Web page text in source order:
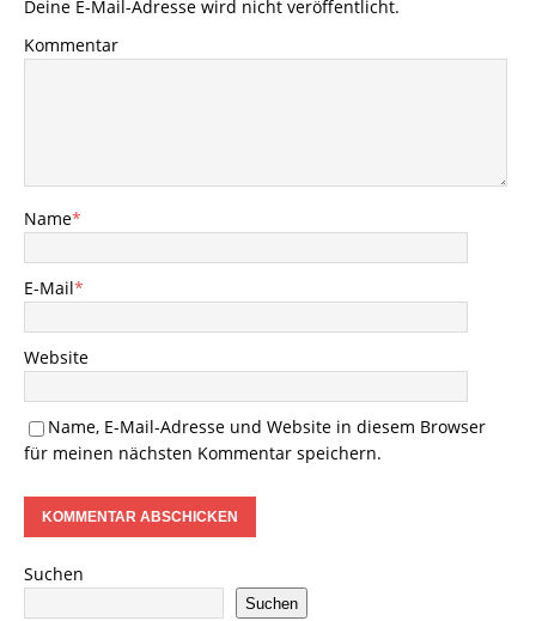
Deine E-Mail-Adresse wird nicht veröffentlicht.
Kommentar
Name*
E-Mail*
Website
Name, E-Mail-Adresse und Website in diesem Browser
für meinen nächsten Kommentar speichern.
Suchen
Suchen